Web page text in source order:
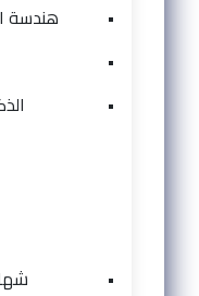
•
هندسة
•
•
•